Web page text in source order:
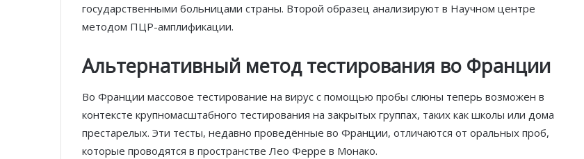
государственными больницами страны. Второй образец анализируют в Научном центре
методом ПЦР-амплификации.
Альтернативный метод тестирования во Франции
Во Франции массовое тестирование на вирус с помощью пробы слюны теперь возможен в
контексте крупномасштабного тестирования на закрытых группах, таких как школы или дома
престарелых. Эти тесты, недавно проведённые во Франции, отличаются от оральных проб,
которые проводятся в пространстве Лео Ферре в Монако.
Благотворительный забег в Монако